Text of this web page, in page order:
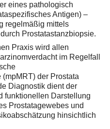
eines pathologisch
Antigen) –
regelmäßig mittels
Prostatastanzbiopsie.
Praxis wird allen
im Regelfall
der Prostata
Diagnostik dient der
funktionellen Darstellung
Prostatagewebes und
hinsichtlich